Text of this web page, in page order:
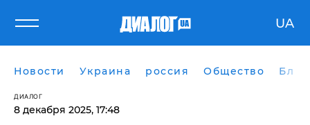
UA
Новости Украина россия Общество
ДИАЛОГ
8 декабря 2025, 17:48